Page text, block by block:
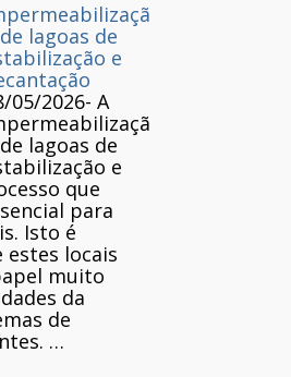
lagoas de
e
05/2026- A
lagoas de
e
que
para
Isto é
locais
muito
da
de
…